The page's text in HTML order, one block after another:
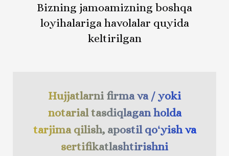
Bizning jamoamizning boshqa
loyihalariga havolalar quyida
keltirilgan
Hujjatlarni firma va / yoki
notarial tasdiqlagan holda
tarjima qilish, apostil qoʻyish va
sertifikatlashtirishni